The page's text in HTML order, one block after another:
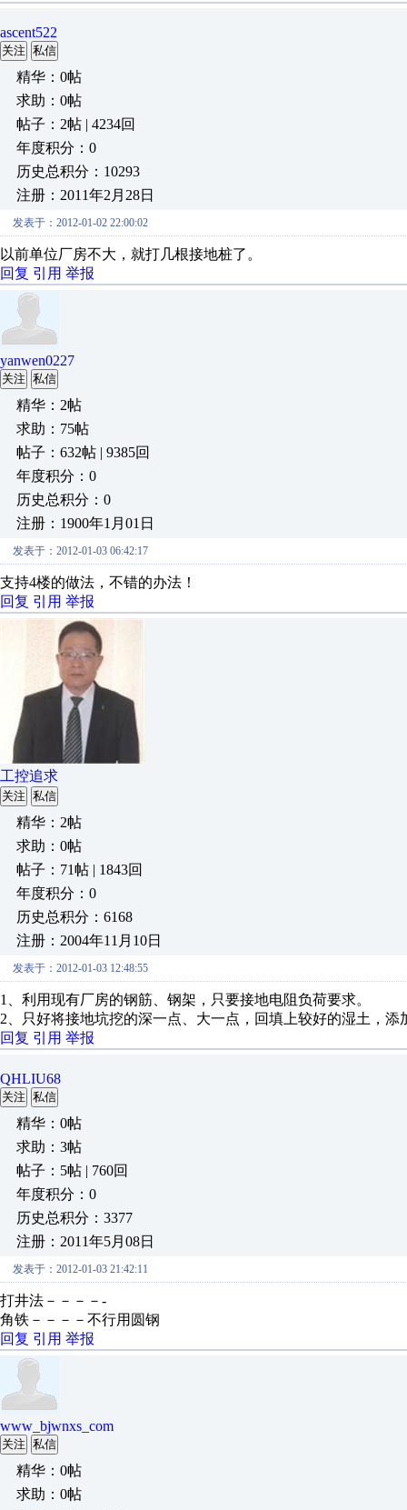
ascent522
关注 私信
精华：0帖
求助：0帖
帖子：2帖 | 4234回
年度积分：0
历史总积分：10293
注册：2011年2月28日
发表于：2012-01-02 22:00:02
以前单位厂房不大，就打几根接地桩了。
回复 引用 举报
yanwen0227
关注 私信
精华：2帖
求助：75帖
帖子：632帖 | 9385回
年度积分：0
历史总积分：0
注册：1900年1月01日
发表于：2012-01-03 06:42:17
支持4楼的做法，不错的办法！
回复 引用 举报
工控追求
关注 私信
精华：2帖
求助：0帖
帖子：71帖 | 1843回
年度积分：0
历史总积分：6168
注册：2004年11月10日
发表于：2012-01-03 12:48:55
1、利用现有厂房的钢筋、钢架，只要接地电阻负荷要求。
2、只好将接地坑挖的深一点、大一点，回填上较好的湿土，添
回复 引用 举报
QHLIU68
关注 私信
精华：0帖
求助：3帖
帖子：5帖 | 760回
年度积分：0
历史总积分：3377
注册：2011年5月08日
发表于：2012-01-03 21:42:11
打井法－－－－-
角铁－－－－不行用圆钢
回复 引用 举报
www_bjwnxs_com
关注 私信
精华：0帖
求助：0帖